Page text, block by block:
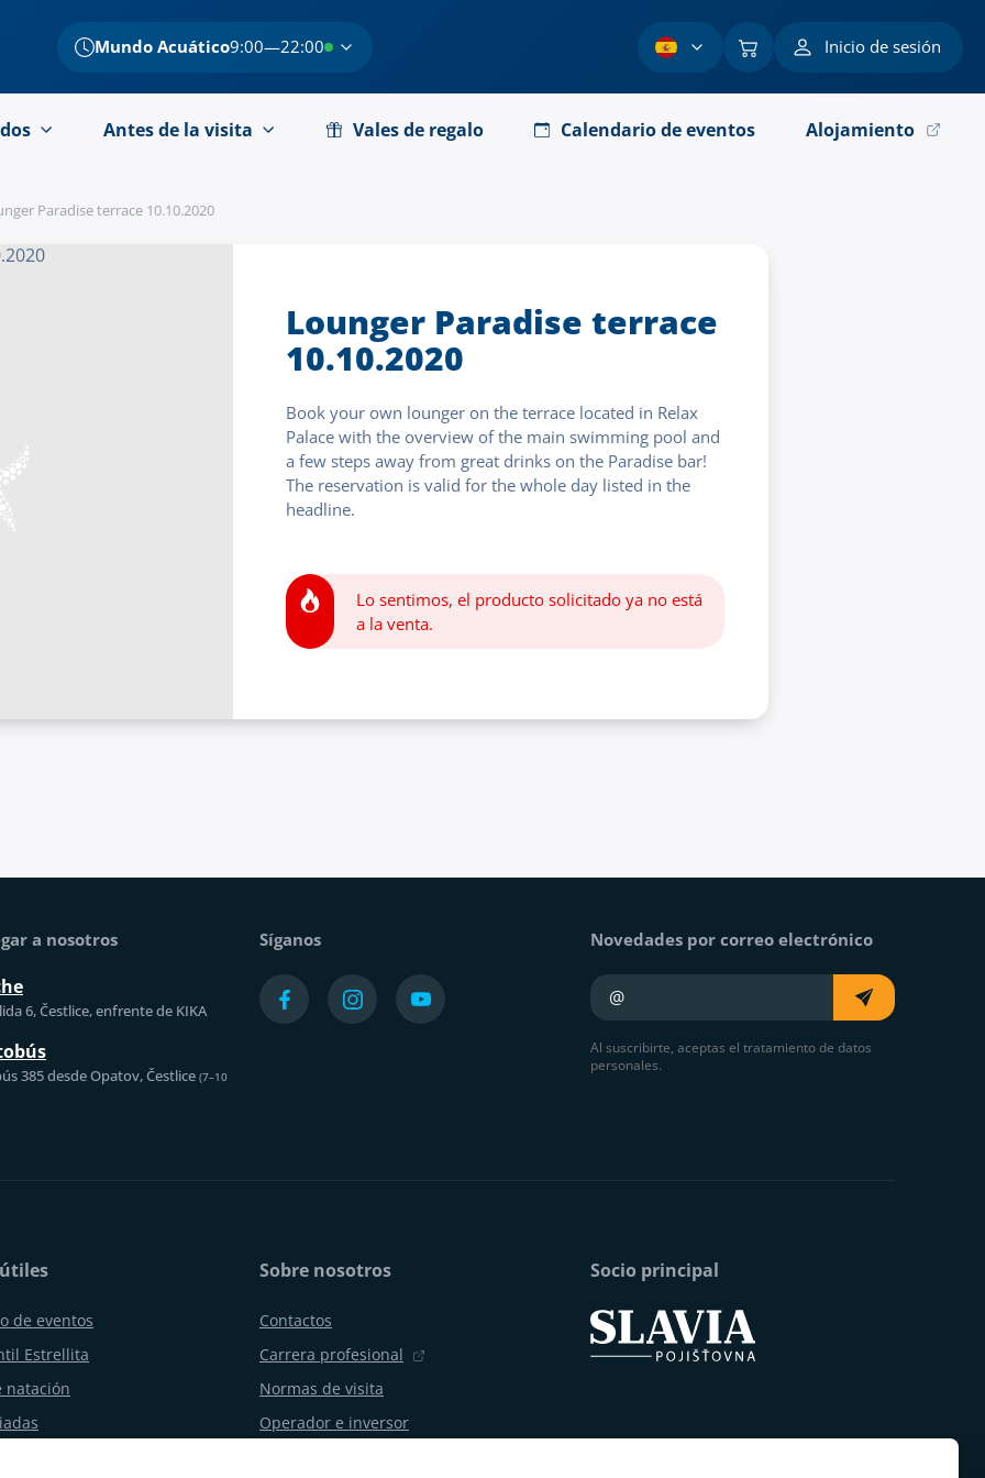
Mundo Acuático9:00—22:00 Inicio de sesión
Antes de la visita Vales de regalo Calendario de eventos Alojamiento
Paradise terrace 10.10.2020
Lounger Paradise terrace
10.10.2020
Book your own lounger on the terrace located in Relax
Palace with the overview of the main swimming pool and
a few steps away from great drinks on the Paradise bar!
The reservation is valid for the whole day listed in the
headline.
Lo sentimos, el producto solicitado ya no está
a la venta.
a nosotros
6, Čestlice, enfrente de KIKA
385 desde Opatov, Čestlice (7–10
Síganos Novedades por correo electrónico
Su e-mail
Al suscribirte, aceptas el tratamiento de datos
personales.
de eventos
Estrellita
natación
Sobre nosotros
Contactos
Carrera profesional
Normas de visita
Operador e inversor
Socio principal